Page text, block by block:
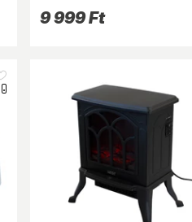
9 999 Ft